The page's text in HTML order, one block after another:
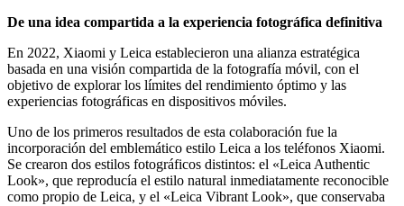
De una idea compartida a la experiencia fotográfica definitiva
En 2022, Xiaomi y Leica establecieron una alianza estratégica
basada en una visión compartida de la fotografía móvil, con el
objetivo de explorar los límites del rendimiento óptimo y las
experiencias fotográficas en dispositivos móviles.
Uno de los primeros resultados de esta colaboración fue la
incorporación del emblemático estilo Leica a los teléfonos Xiaomi.
Se crearon dos estilos fotográficos distintos: el «Leica Authentic
Look», que reproducía el estilo natural inmediatamente reconocible
como propio de Leica, y el «Leica Vibrant Look», que conservaba